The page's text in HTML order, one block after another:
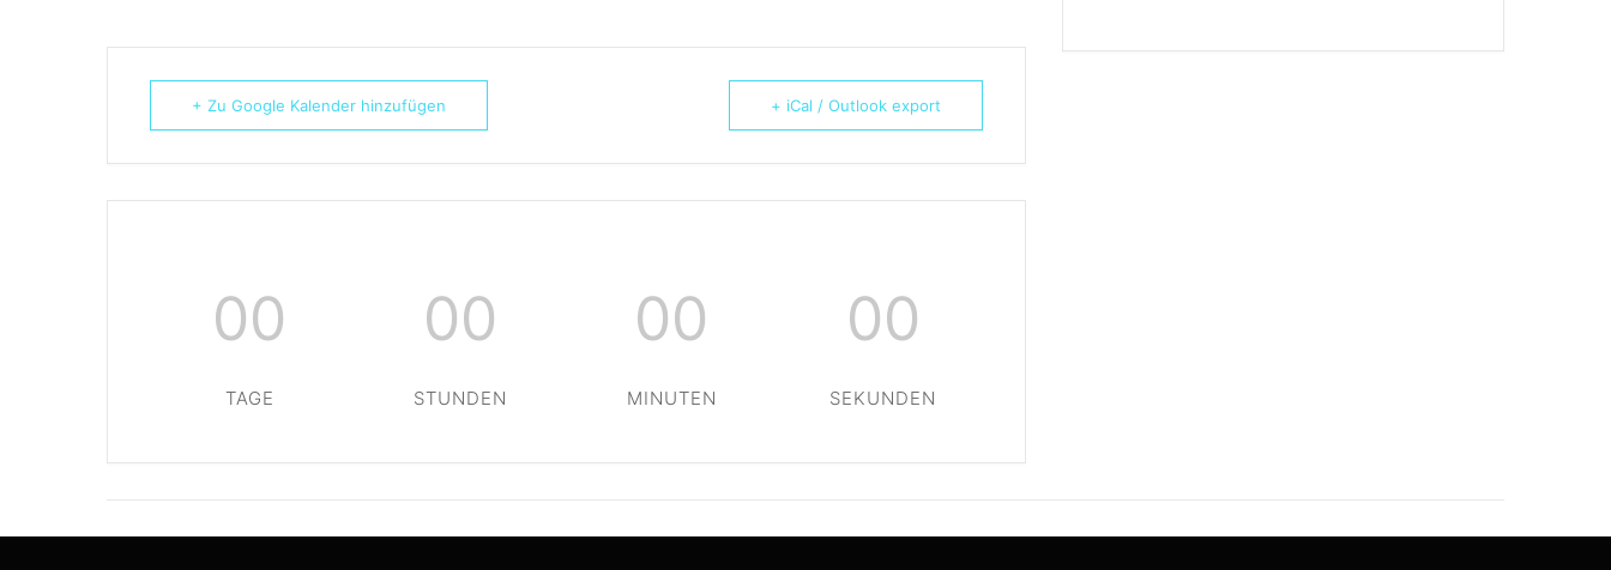
+ Zu Google Kalender hinzufügen + iCal / Outlook export
00
TAGE
00
STUNDEN
00
MINUTEN
00
SEKUNDEN